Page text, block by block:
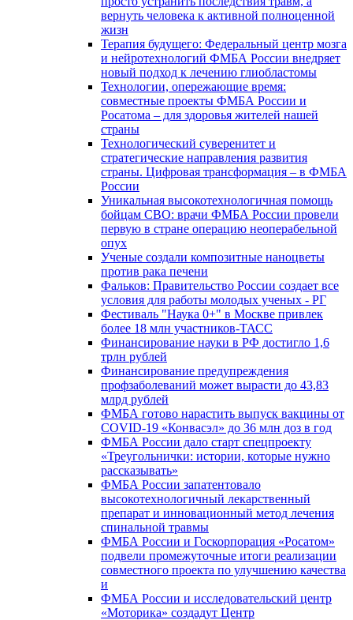
вернуть человека к активной полноценной
жизн
Терапия будущего: Федеральный центр мозга
и нейротехнологий ФМБА России внедряет
новый подход к лечению глиобластомы
Технологии, опережающие время:
совместные проекты ФМБА России и
Росатома – для здоровья жителей нашей
страны
Технологический суверенитет и
стратегические направления развития
страны. Цифровая трансформация – в ФМБА
России
Уникальная высокотехнологичная помощь
бойцам СВО: врачи ФМБА России провели
первую в стране операцию неоперабельной
опух
Ученые создали композитные наноцветы
против рака печени
Фальков: Правительство России создает все
условия для работы молодых ученых - РГ
Фестиваль "Наука 0+" в Москве привлек
более 18 млн участников-ТАСС
Финансирование науки в РФ достигло 1,6
трлн рублей
Финансирование предупреждения
профзаболеваний может вырасти до 43,83
млрд рублей
ФМБА готово нарастить выпуск вакцины от
COVID-19 «Конвасэл» до 36 млн доз в год
ФМБА России дало старт спецпроекту
«Треугольнички: истории, которые нужно
рассказывать»
ФМБА России запатентовало
высокотехнологичный лекарственный
препарат и инновационный метод лечения
спинальной травмы
ФМБА России и Госкорпорация «Росатом»
подвели промежуточные итоги реализации
совместного проекта по улучшению качества
и
ФМБА России и исследовательский центр
«Моторика» создадут Центр